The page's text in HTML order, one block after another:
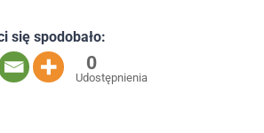
się spodobało:
0
Udostępnienia